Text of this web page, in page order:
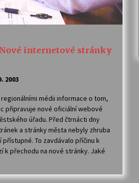
Nové internetové stránky
2003
médii informace o tom,
připravuje nové oficiální webové
úřadu. Před čtrnácti dny
a stránky města nebyly zhruba
To zavdávalo příčinu k
k přechodu na nové stránky. Jaké